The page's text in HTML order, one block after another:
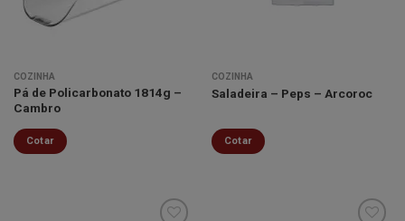
COZINHA
Pá de Policarbonato 1814g –
Cambro
Cotar
COZINHA
Saladeira – Peps – Arcoroc
Cotar